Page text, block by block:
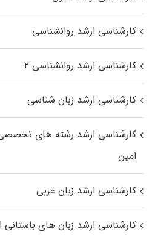
کارشناسی ارشد روانشناسی
کارشناسی ارشد روانشناسی ۲
کارشناسی ارشد زبان شناسی
کارشناسی ارشد رﺷﺘﻪ ﻫﺎی تخصصی
اﻣﻴﻦ
کارشناسی ارشد زبان عربی
کارشناسی ارشد زبان‌ های باستانی